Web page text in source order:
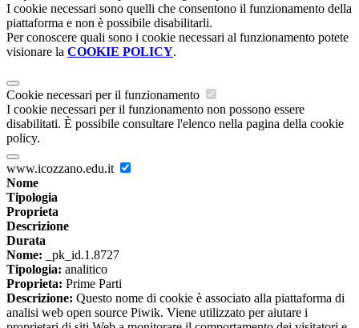
I cookie necessari sono quelli che consentono il funzionamento della
piattaforma e non è possibile disabilitarli.
Per conoscere quali sono i cookie necessari al funzionamento potete
visionare la COOKIE POLICY.
Cookie necessari per il funzionamento
I cookie necessari per il funzionamento non possono essere
disabilitati. È possibile consultare l'elenco nella pagina della cookie
policy.
www.icozzano.edu.it
Nome
Tipologia
Proprieta
Descrizione
Durata
Nome: _pk_id.1.8727
Tipologia: analitico
Proprieta: Prime Parti
Descrizione: Questo nome di cookie è associato alla piattaforma di
analisi web open source Piwik. Viene utilizzato per aiutare i